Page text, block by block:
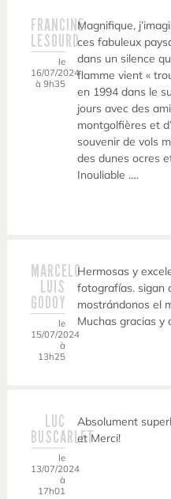
FRANCINE
LESOURD
le
16/07/2024
à 9h35
Magnifique,
ces fabuleux
dans un silence
flamme vient «
en 1994 dans le
jours avec des
montgolfières et
souvenir de vols
des dunes ocres
Inouliable ….
MARCELO
LUIS
GODOY
le
15/07/2024
à
13h25
Hermosas y
fotografías. sigan
mostrándonos el
Muchas gracias y
LUC
BUSCARLET
le
13/07/2024
à
17h01
Absolument
et Merci!